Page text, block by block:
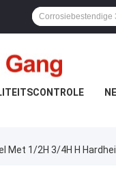
Met 1/2H 3/4H H